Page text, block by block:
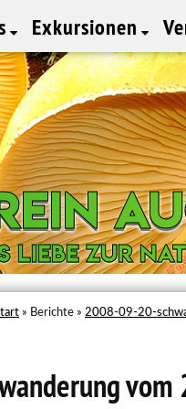
Exkursionen
Liebe zur
Liebe zur
» Berichte » 2008-09-20-